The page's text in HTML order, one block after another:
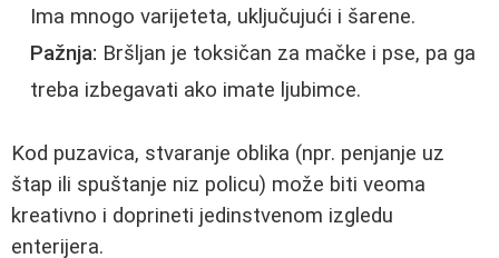
Ima mnogo varijeteta, uključujući i šarene.
Pažnja: Bršljan je toksičan za mačke i pse, pa ga
treba izbegavati ako imate ljubimce.
Kod puzavica, stvaranje oblika (npr. penjanje uz
štap ili spuštanje niz policu) može biti veoma
kreativno i doprineti jedinstvenom izgledu
enterijera.